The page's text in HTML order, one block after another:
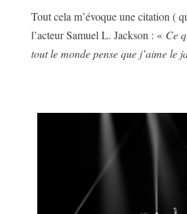
Tout cela m’évoque une citation (
l’acteur Samuel L. Jackson : « Ce
tout le monde pense que j’aime le